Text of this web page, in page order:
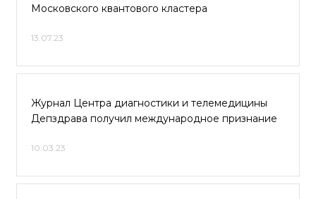
Московского квантового кластера
13.07.23
Журнал Центра диагностики и телемедицины
Депздрава получил международное признание
10.03.23